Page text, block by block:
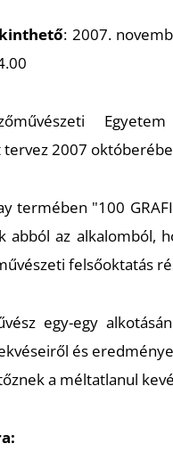
: 2007.
2007
termében "100
abból az alkalomból,
felsőoktatás
egy-egy
és
a méltatlanul